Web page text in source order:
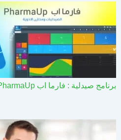
برنامج صيدلية : فارما اب PharmaUp​